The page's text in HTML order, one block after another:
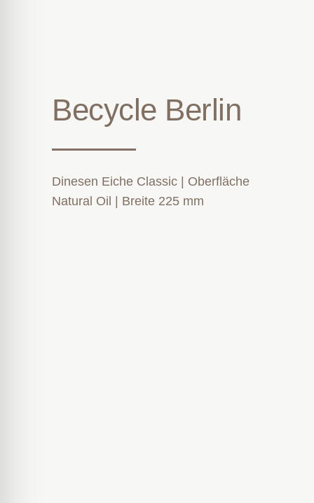
Becycle Berlin
Dinesen Eiche Classic | Oberfläche
Natural Oil | Breite 225 mm